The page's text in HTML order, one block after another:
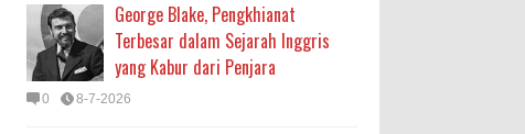
George Blake, Pengkhianat
Terbesar dalam Sejarah Inggris
yang Kabur dari Penjara
0 8-7-2026